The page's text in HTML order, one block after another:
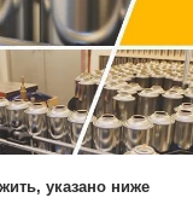
указано ниже